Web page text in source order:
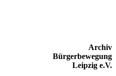
Archiv
Bürgerbewegung
Leipzig e.V.